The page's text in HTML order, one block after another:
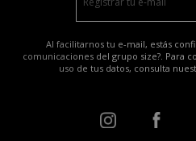
Al facilitarnos tu e-mail, estás
comunicaciones del grupo size?. Para
uso de tus datos, consulta